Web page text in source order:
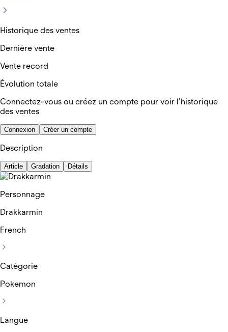
Historique des ventes
Dernière vente
Vente record
Évolution totale
Connectez-vous ou créez un compte pour voir l'historique
des ventes
Connexion Créer un compte
Description
Article Gradation Détails
Personnage
Drakkarmin
French
Catégorie
Pokemon
Langue